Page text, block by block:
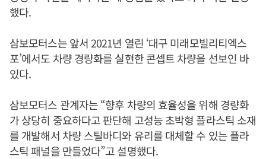
했다.
삼보모터스는 앞서 2021년 열린 ‘대구 미래모빌리티엑스
포’에서도 차량 경량화를 실현한 콘셉트 차량을 선보인 바
있다.
삼보모터스 관계자는 “향후 차량의 효율성을 위해 경량화
가 상당히 중요하다고 판단해 고성능 초박형 플라스틱 소재
를 개발해서 차량 스틸바디와 유리를 대체할 수 있는 플라
스틱 패널을 만들었다”고 설명했다.